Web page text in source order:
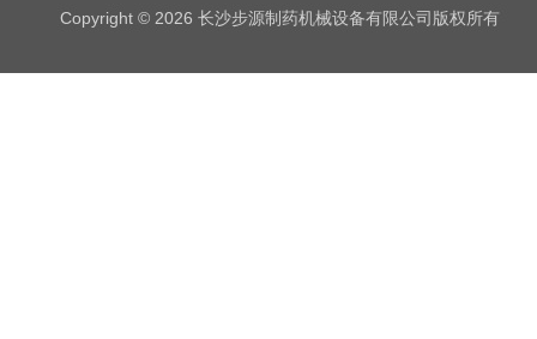
Copyright © 2026 长沙步源制药机械设备有限公司版权所有